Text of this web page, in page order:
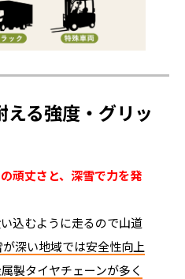
る強度・グリッ
頑丈さと、深雪で力を発
込むように走るので山道
深い地域では安全性向上
製タイヤチェーンが多く